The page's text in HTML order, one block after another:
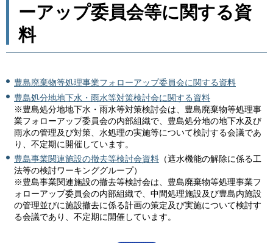
ーアップ委員会等に関する資
料
豊島廃棄物等処理事業フォローアップ委員会に関する資料
豊島処分地地下水・雨水等対策検討会に関する資料
※豊島処分地地下水・雨水等対策検討会は、豊島廃棄物等処理事
業フォローアップ委員会の内部組織で、豊島処分地の地下水及び
雨水の管理及び対策、水処理の実施等について検討する会議であ
り、不定期に開催しています。
豊島事業関連施設の撤去等検討会資料 （遮水機能の解除に係る工
法等の検討ワーキンググループ）
※豊島事業関連施設の撤去等検討会は、豊島廃棄物等処理事業フ
ォローアップ委員会の内部組織で、中間処理施設及び豊島内施設
の管理並びに施設撤去に係る計画の策定及び実施について検討す
る会議であり、不定期に開催しています。